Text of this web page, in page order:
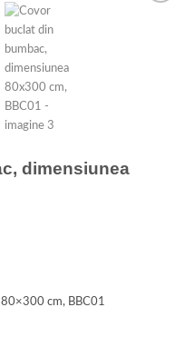
dimensiunea
cm, BBC01